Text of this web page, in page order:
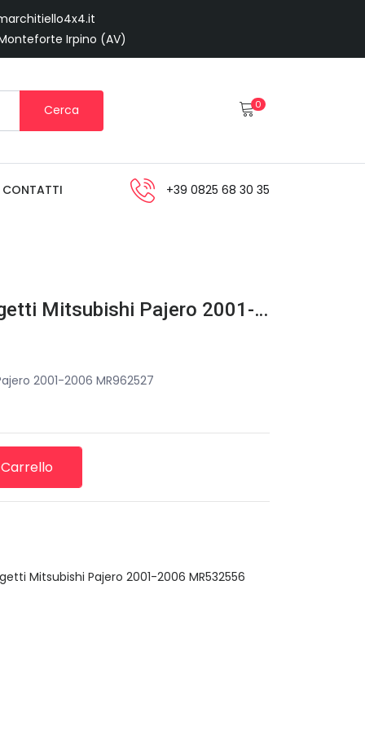
Irpino (AV)
Cerca 0
CONTATTI +39 0825 68 30 35
Riscontro Chiusura Portaoggetti Mitsubishi Pajero 2001-2006 MR962527
2001-2006 MR962527
Mitsubishi Pajero 2001-2006 MR532556